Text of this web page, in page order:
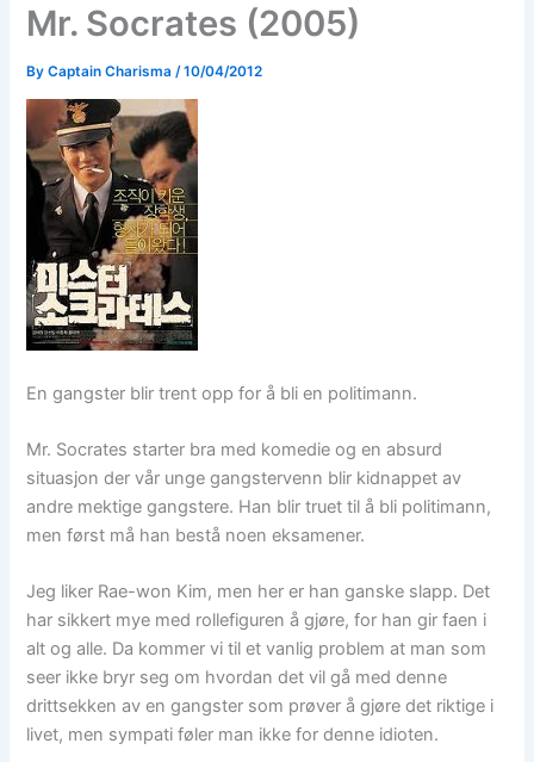
Mr. Socrates (2005)
ByCaptain Charisma /10/04/2012
En gangster blir trent opp for å bli en politimann.
Mr. Socrates starter bra med komedie og en absurd
situasjon der vår unge gangstervenn blir kidnappet av
andre mektige gangstere. Han blir truet til å bli politimann,
men først må han bestå noen eksamener.
Jeg liker Rae-won Kim, men her er han ganske slapp. Det
har sikkert mye med rollefiguren å gjøre, for han gir faen i
alt og alle. Da kommer vi til et vanlig problem at man som
seer ikke bryr seg om hvordan det vil gå med denne
drittsekken av en gangster som prøver å gjøre det riktige i
livet, men sympati føler man ikke for denne idioten.